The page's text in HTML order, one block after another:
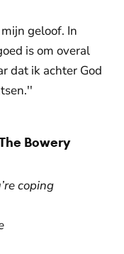
geloof. In
is om overal
dat ik achter God
Bowery
coping